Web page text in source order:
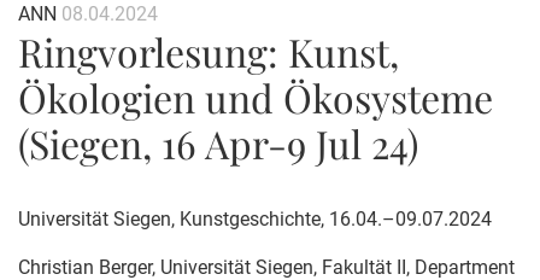
ANN 08.04.2024
Ringvorlesung: Kunst,
Ökologien und Ökosysteme
(Siegen, 16 Apr-9 Jul 24)
Universität Siegen, Kunstgeschichte, 16.04.–09.07.2024
Christian Berger, Universität Siegen, Fakultät II, Department